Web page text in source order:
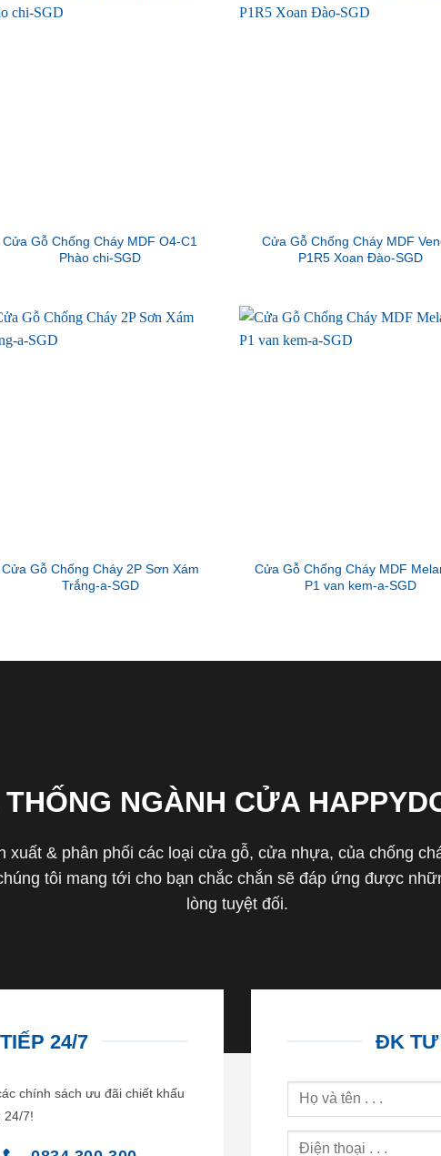
Cửa Gỗ Chống Cháy MDF O4-C1
Phào chi-SGD
Cửa Gỗ Chống Cháy MDF
P1R5 Xoan Đào-SGD
Cửa Gỗ Chống Cháy 2P Sơn Xám
Trắng-a-SGD
Cửa Gỗ Chống Cháy MDF
P1 van kem-a-SGD
THỐNG NGÀNH CỬA
xuất & phân phối các loại cửa gỗ, cửa nhựa, của chống
tôi mang tới cho bạn chắc chắn sẽ đáp ứng được
lòng tuyệt đối.
24/7
chính sách ưu đãi chiết khấu
24/7!
ĐK TƯ